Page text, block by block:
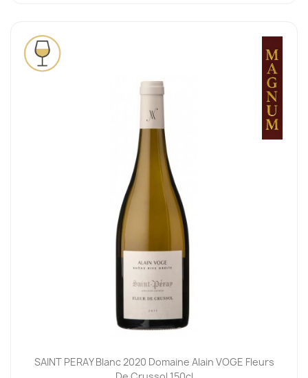
SAINT PERAY Blanc 2020 Domaine Alain VOGE Fleurs